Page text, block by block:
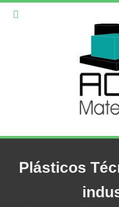
Plásticos